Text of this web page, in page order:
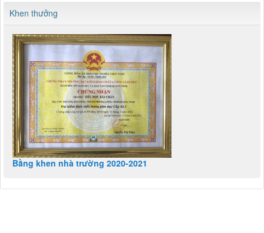
Khen thưởng
Bằng khen nhà trường 2020-2021